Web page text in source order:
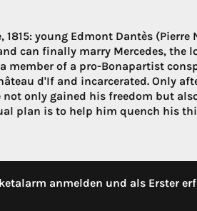
1815: young Edmont Dantès
can finally marry Mercedes, the
member of a pro-Bonapartist
d'If and incarcerated. Only
not only gained his freedom but
plan is to help him quench his
anmelden und als Erster